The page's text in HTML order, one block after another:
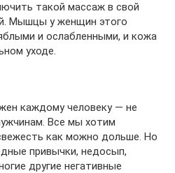
такой массаж в свой
Мышцы у женщин этого
и ослабленными, и кожа
уходе.
каждому человеку — не
Все мы хотим
как можно дольше. Но
привычки, недосып,
другие негативные